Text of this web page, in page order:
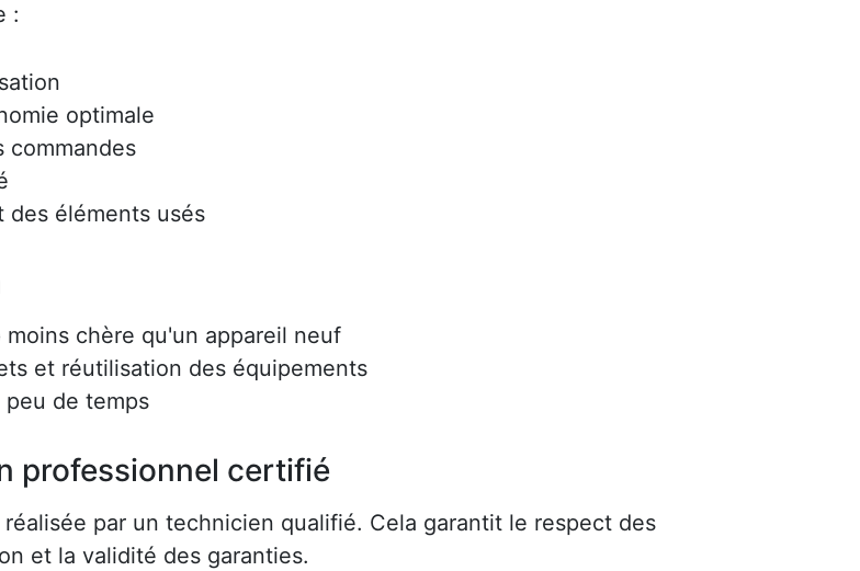
:
optimale
commandes
des éléments usés
chère qu'un appareil neuf
et réutilisation des équipements
de temps
professionnel certifié
par un technicien qualifié. Cela garantit le respect des
et la validité des garanties.